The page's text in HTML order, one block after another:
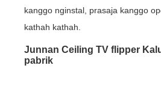
kanggo nginstal, prasaja kanggo
kathah kathah.
Junnan Ceiling TV flipper
pabrik